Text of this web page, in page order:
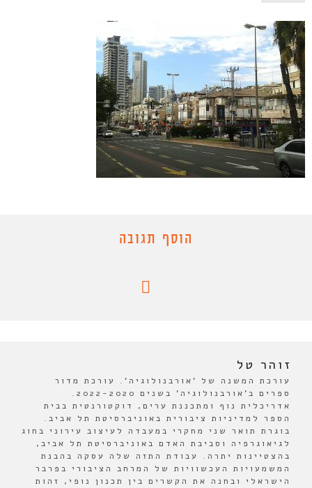
הוסף תגובה
זוהר טל
עורכת המשנה של 'אורבנולוגיה'. עורכת מדור
ספרים ב'אורבנולוגיה' בשנים 2022-2020.
אדריכלית נוף ומתכננת ערים, דוקטורנטית בבית
הספר למדיניות ציבורית באוניברסיטת תל אביב.
בוגרת תואר שני מחקרי במעבדה לעיצוב עירוני בחוג
לגיאוגרפיה וסביבת האדם באוניברסיטת תל אביב,
בהצטיינות יתרה. עבודת התזה שלה עסקה בהבנת
המשמעויות העכשוויות של המרחב הציבורי בפרבר
הישראלי ובחנה את הקשרים בין תכנון נופי, זהות